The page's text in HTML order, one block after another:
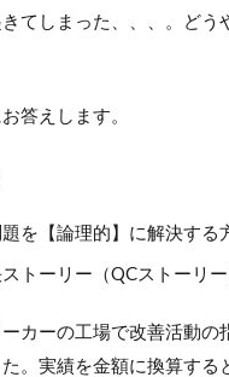
てしまった、、、。どう
答えします。
を【論理的】に解決する
トーリー（QCストーリ
カーの工場で改善活動の
。実績を金額に換算する